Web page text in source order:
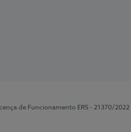
de Funcionamento ERS - 21370/2022